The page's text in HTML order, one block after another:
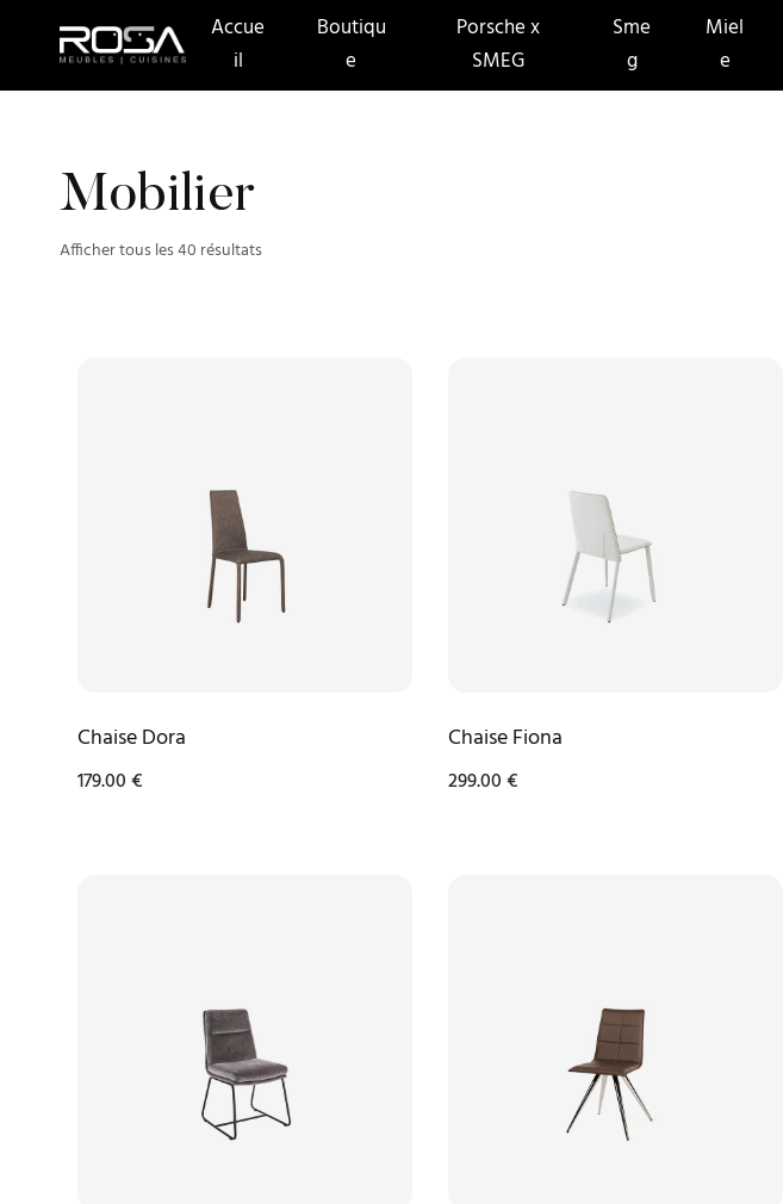
Accue
il
Boutiqu
e
Porsche x
SMEG
Sme
g
Miel
e
Mobilier
Afficher tous les 40 résultats
Chaise Dora
179.00€
Chaise Fiona
299.00€